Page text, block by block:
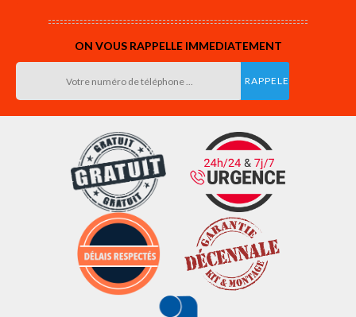
ON VOUS RAPPELLE IMMEDIATEMENT